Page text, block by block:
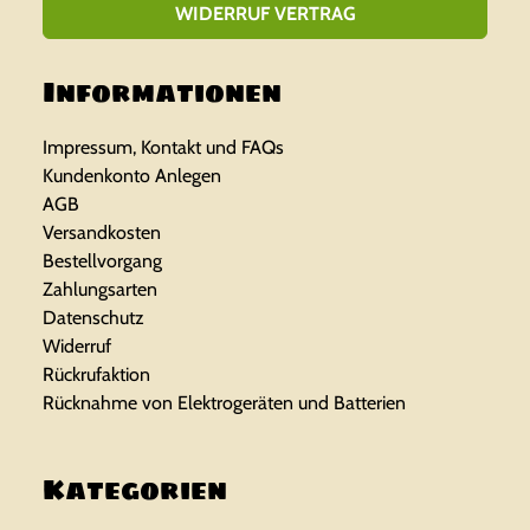
WIDERRUF VERTRAG
Informationen
Impressum, Kontakt und FAQs
Kundenkonto Anlegen
AGB
Versandkosten
Bestellvorgang
Zahlungsarten
Datenschutz
Widerruf
Rückrufaktion
Rücknahme von Elektrogeräten und Batterien
Kategorien